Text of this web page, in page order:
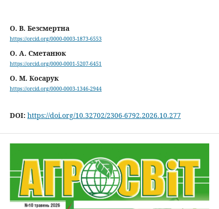
О. В. Безсмертна
https://orcid.org/0000-0003-1873-6553
О. А. Сметанюк
https://orcid.org/0000-0001-5207-6451
О. М. Косарук
https://orcid.org/0000-0003-1346-2944
DOI: https://doi.org/10.32702/2306-6792.2026.10.277